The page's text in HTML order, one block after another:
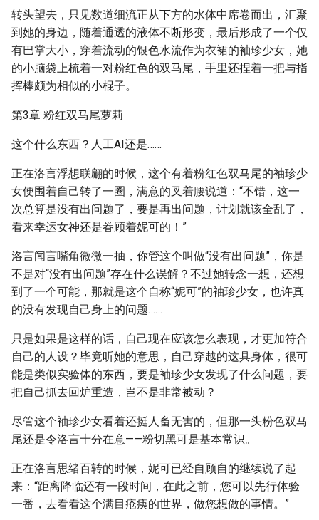
转头望去，只见数道细流正从下方的水体中席卷而出，汇聚
到她的身边，随着通透的液体不断形变，最后形成了一个仅
有巴掌大小，穿着流动的银色水流作为衣裙的袖珍少女，她
的小脑袋上梳着一对粉红色的双马尾，手里还捏着一把与指
挥棒颇为相似的小棍子。
第3章 粉红双马尾萝莉
这个什么东西？人工AI还是……
正在洛言浮想联翩的时候，这个有着粉红色双马尾的袖珍少
女便围着自己转了一圈，满意的叉着腰说道：“不错，这一
次总算是没有出问题了，要是再出问题，计划就该全乱了，
看来幸运女神还是眷顾着妮可的！”
洛言闻言嘴角微微一抽，你管这个叫做“没有出问题”，你是
不是对“没有出问题”存在什么误解？不过她转念一想，还想
到了一个可能，那就是这个自称“妮可”的袖珍少女，也许真
的没有发现自己身上的问题……
只是如果是这样的话，自己现在应该怎么表现，才更加符合
自己的人设？毕竟听她的意思，自己穿越的这具身体，很可
能是类似实验体的东西，要是袖珍少女发现了什么问题，要
把自己抓去回炉重造，岂不是非常被动？
尽管这个袖珍少女看着还挺人畜无害的，但那一头粉色双马
尾还是令洛言十分在意——粉切黑可是基本常识。
正在洛言思绪百转的时候，妮可已经自顾自的继续说了起
来：“距离降临还有一段时间，在此之前，您可以先行体验
一番，去看看这个满目疮痍的世界，做您想做的事情。”